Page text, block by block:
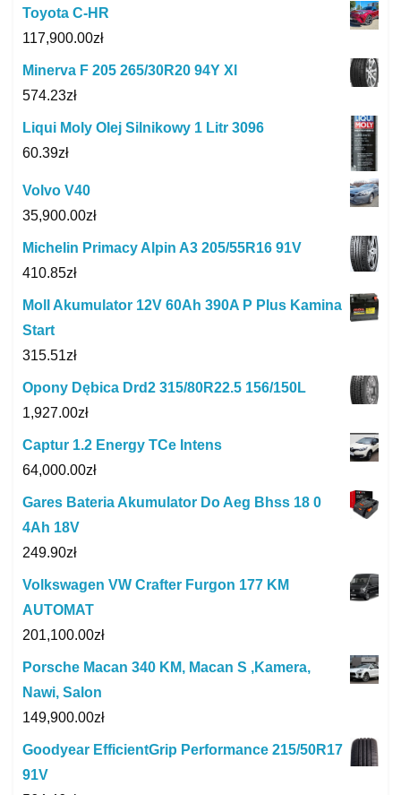
Toyota C-HR
117,900.00zł
Minerva F 205 265/30R20 94Y Xl
574.23zł
Liqui Moly Olej Silnikowy 1 Litr 3096
60.39zł
Volvo V40
35,900.00zł
Michelin Primacy Alpin A3 205/55R16 91V
410.85zł
Moll Akumulator 12V 60Ah 390A P Plus Kamina
Start
315.51zł
Opony Dębica Drd2 315/80R22.5 156/150L
1,927.00zł
Captur 1.2 Energy TCe Intens
64,000.00zł
Gares Bateria Akumulator Do Aeg Bhss 18 0
4Ah 18V
249.90zł
Volkswagen VW Crafter Furgon 177 KM
AUTOMAT
201,100.00zł
Porsche Macan 340 KM, Macan S ,Kamera,
Nawi, Salon
149,900.00zł
Goodyear EfficientGrip Performance 215/50R17
91V